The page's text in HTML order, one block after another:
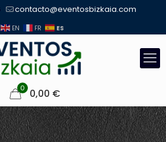
contacto@eventosbizkaia.com
EN FR ES
0 0,00 €